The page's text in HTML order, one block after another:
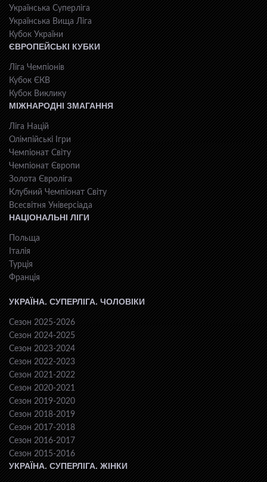
Українська Суперліга
Українська Вища Ліга
Кубок України
ЄВРОПЕЙСЬКІ КУБКИ
Ліга Чемпіонів
Кубок ЄКВ
Кубок Виклику
МІЖНАРОДНІ ЗМАГАННЯ
Ліга Націй
Олімпійські Ігри
Чемпіонат Світу
Чемпіонат Європи
Золота Євроліга
Клубний Чемпіонат Світу
Всесвiтня Унiверсiaда
НАЦІОНАЛЬНІ ЛІГИ
Польща
Італія
Турція
Франція
УКРАЇНА. СУПЕРЛІГА. ЧОЛОВІКИ
Сезон 2025-2026
Сезон 2024-2025
Сезон 2023-2024
Сезон 2022-2023
Сезон 2021-2022
Сезон 2020-2021
Сезон 2019-2020
Сезон 2018-2019
Сезон 2017-2018
Сезон 2016-2017
Сезон 2015-2016
УКРАЇНА. СУПЕРЛІГА. ЖІНКИ